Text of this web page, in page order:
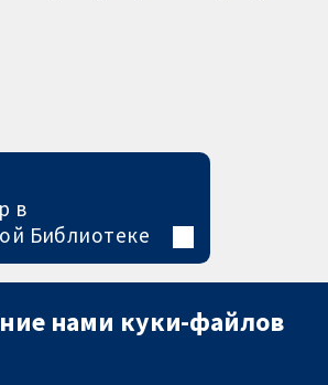
в
Библиотеке
нами куки-файлов